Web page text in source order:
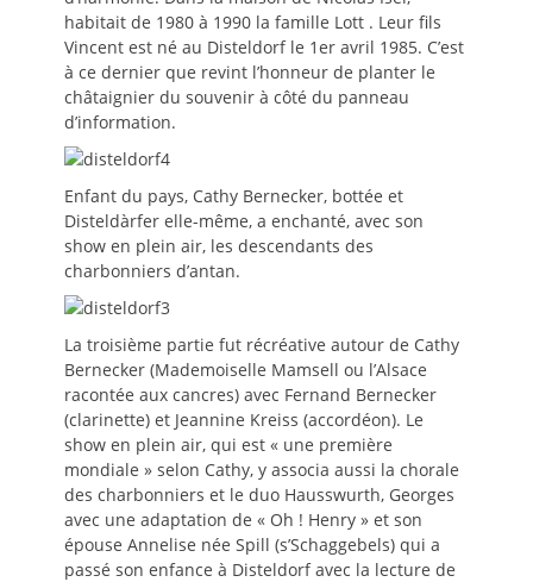
habitait de 1980 à 1990 la famille Lott . Leur fils
Vincent est né au Disteldorf le 1er avril 1985. C’est
à ce dernier que revint l’honneur de planter le
châtaignier du souvenir à côté du panneau
d’information.
Enfant du pays, Cathy Bernecker, bottée et
Disteldàrfer elle-même, a enchanté, avec son
show en plein air, les descendants des
charbonniers d’antan.
La troisième partie fut récréative autour de Cathy
Bernecker (Mademoiselle Mamsell ou l’Alsace
racontée aux cancres) avec Fernand Bernecker
(clarinette) et Jeannine Kreiss (accordéon). Le
show en plein air, qui est « une première
mondiale » selon Cathy, y associa aussi la chorale
des charbonniers et le duo Hausswurth, Georges
avec une adaptation de « Oh ! Henry » et son
épouse Annelise née Spill (s’Schaggebels) qui a
passé son enfance à Disteldorf avec la lecture de